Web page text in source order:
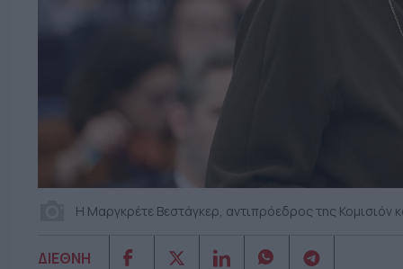
H Μαργκρέτε Βεστάγκερ, αντιπρόεδρος της Κομισιόν
ΔΙΕΘΝΗ